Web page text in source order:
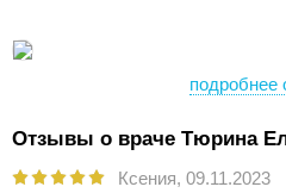
подробнее
Отзывы о враче Тюрина
Ксения, 09.11.2023